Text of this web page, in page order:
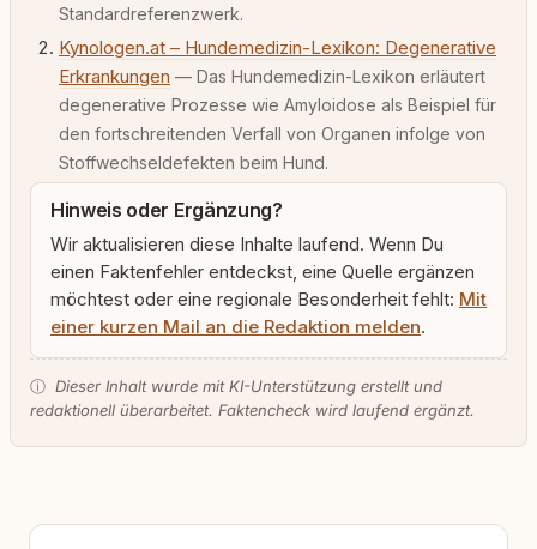
Standardreferenzwerk.
Kynologen.at – Hundemedizin-Lexikon: Degenerative
Erkrankungen — Das Hundemedizin-Lexikon erläutert
degenerative Prozesse wie Amyloidose als Beispiel für
den fortschreitenden Verfall von Organen infolge von
Stoffwechseldefekten beim Hund.
Hinweis oder Ergänzung?
Wir aktualisieren diese Inhalte laufend. Wenn Du
einen Faktenfehler entdeckst, eine Quelle ergänzen
möchtest oder eine regionale Besonderheit fehlt: Mit
einer kurzen Mail an die Redaktion melden.
ⓘ Dieser Inhalt wurde mit KI-Unterstützung erstellt und
redaktionell überarbeitet. Faktencheck wird laufend ergänzt.